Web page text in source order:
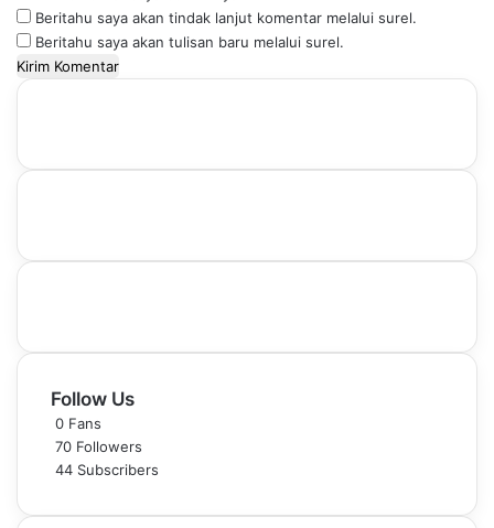
Beritahu saya akan tindak lanjut komentar melalui surel.
Beritahu saya akan tulisan baru melalui surel.
Follow Us
0 Fans
70 Followers
44 Subscribers